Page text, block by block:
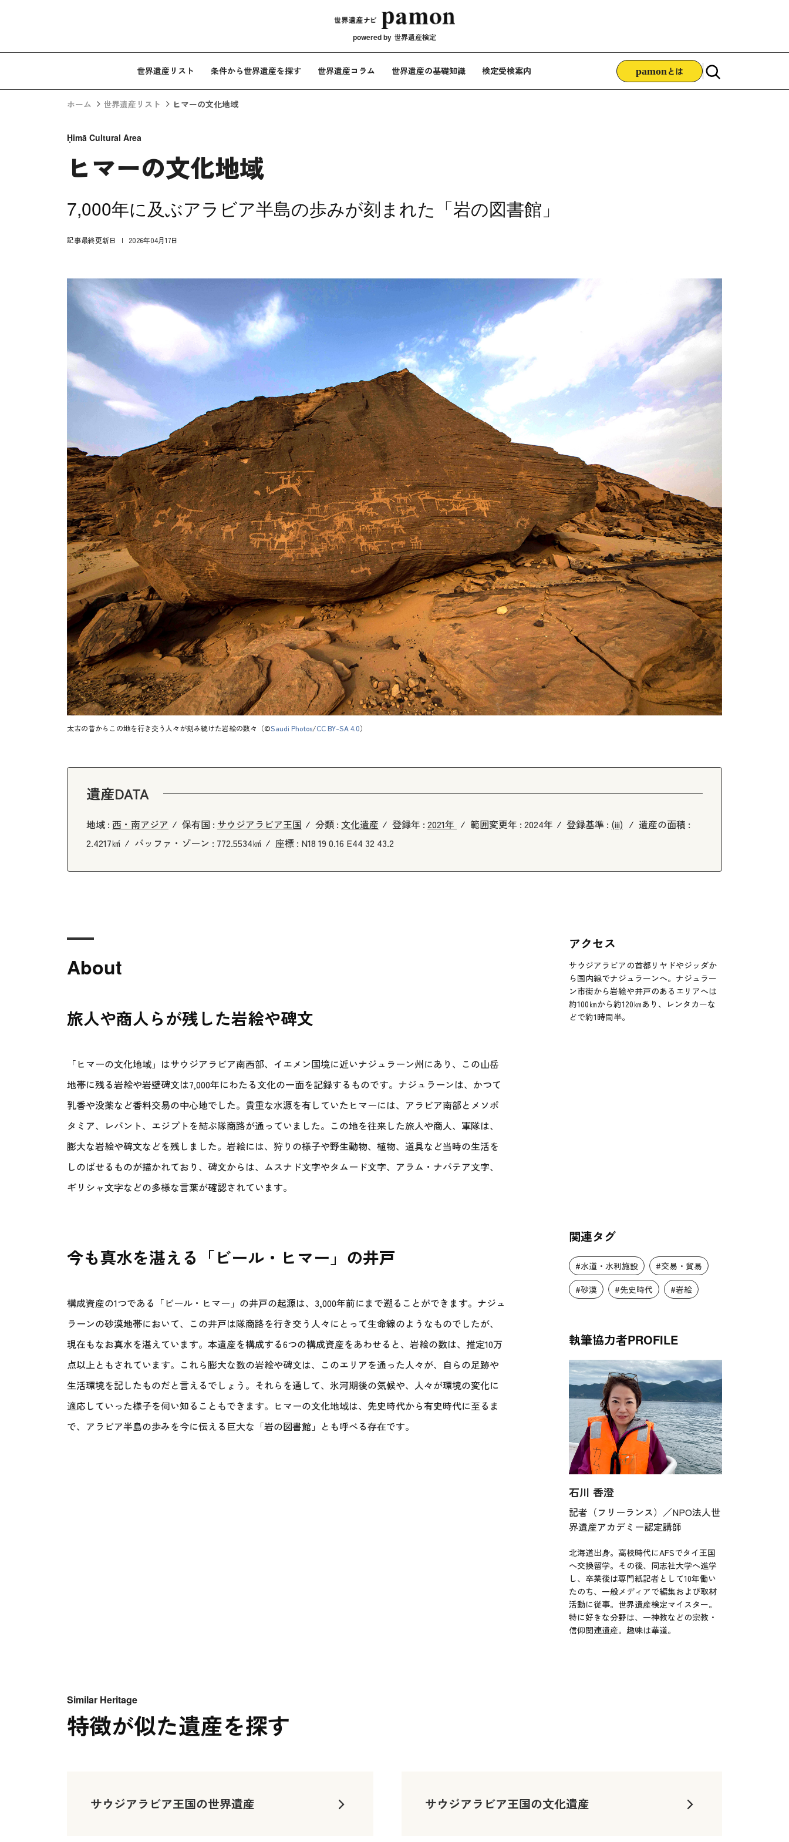
メインナビゲーション
powered by 世界遺産検定
世界遺産リスト 条件から世界遺産を探す 世界遺産コラム 世界遺産の基礎知識 検定受検案内 pamon とは
ホーム 世界遺産リスト ヒマーの文化地域
Ḥimā Cultural Area
ヒマーの文化地域
7,000年に及ぶアラビア半島の歩みが刻まれた「岩の図書館」
記事最終更新日 2026年04月17日
太古の昔からこの地を行き交う人々が刻み続けた岩絵の数々（©Saudi Photos/CC BY-SA 4.0）
遺産DATA
地域 : 西・南アジア 保有国 : サウジアラビア王国 分類 : 文化遺産 登録年 : 2021年 範囲変更年 : 2024年 登録基準 : (iii)
遺産の面積 :
2.4217㎢
バッファ・ゾーン : 772.5534㎢ 座標 : N18 19 0.16 E44 32 43.2
About
旅人や商人らが残した岩絵や碑文
「ヒマーの文化地域」はサウジアラビア南西部、イエメン国境に近いナジュラーン州にあり、この山岳
地帯に残る岩絵や岩壁碑文は7,000年にわたる文化の一面を記録するものです。ナジュラーンは、かつて
乳香や没薬など香料交易の中心地でした。貴重な水源を有していたヒマーには、アラビア南部とメソポ
タミア、レバント、エジプトを結ぶ隊商路が通っていました。この地を往来した旅人や商人、軍隊は、
膨大な岩絵や碑文などを残しました。岩絵には、狩りの様子や野生動物、植物、道具など当時の生活を
しのばせるものが描かれており、碑文からは、ムスナド文字やタムード文字、アラム・ナバテア文字、
ギリシャ文字などの多様な言葉が確認されています。
今も真水を湛える「ビール・ヒマー」の井戸
構成資産の1つである「ビール・ヒマー」の井戸の起源は、3,000年前にまで遡ることができます。ナジュ
ラーンの砂漠地帯において、この井戸は隊商路を行き交う人々にとって生命線のようなものでしたが、
現在もなお真水を湛えています。本遺産を構成する6つの構成資産をあわせると、岩絵の数は、推定10万
点以上ともされています。これら膨大な数の岩絵や碑文は、このエリアを通った人々が、自らの足跡や
生活環境を記したものだと言えるでしょう。それらを通して、氷河期後の気候や、人々が環境の変化に
適応していった様子を伺い知ることもできます。ヒマーの文化地域は、先史時代から有史時代に至るま
で、アラビア半島の歩みを今に伝える巨大な「岩の図書館」とも呼べる存在です。
アクセス
サウジアラビアの首都リヤドやジッダか
ら国内線でナジュラーンへ。ナジュラー
ン市街から岩絵や井戸のあるエリアへは
約100㎞から約120㎞あり、レンタカーな
どで約1時間半。
関連タグ
#水道・水利施設
#交易・貿易
#砂漠
#先史時代 #岩絵
執筆協力者PROFILE
石川 香澄
記者（フリーランス）／NPO法人世
界遺産アカデミー認定講師
北海道出身。高校時代にAFSでタイ王国
へ交換留学。その後、同志社大学へ進学
し、卒業後は専門紙記者として10年働い
たのち、一般メディアで編集および取材
活動に従事。世界遺産検定マイスター。
特に好きな分野は、一神教などの宗教・
信仰関連遺産。趣味は華道。
Similar Heritage
特徴が似た遺産を探す
サウジアラビア王国の世界遺産 サウジアラビア王国の文化遺産